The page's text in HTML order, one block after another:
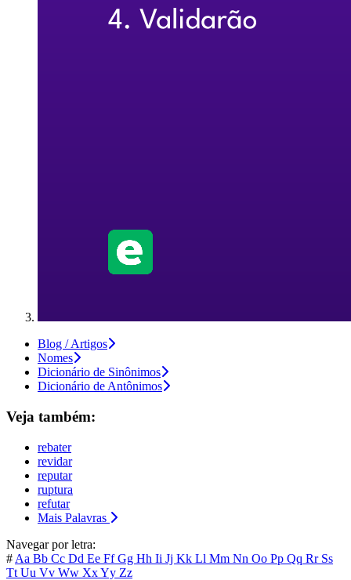
Blog / Artigos
Nomes
Dicionário de Sinônimos
Dicionário de Antônimos
Veja também:
rebater
revidar
reputar
ruptura
refutar
Mais Palavras
Navegar por letra:
# Aa Bb Cc Dd Ee FfGg Hh Ii Jj Kk Ll Mm Nn Oo Pp Qq Rr Ss
Tt Uu Vv Ww XxYy Zz